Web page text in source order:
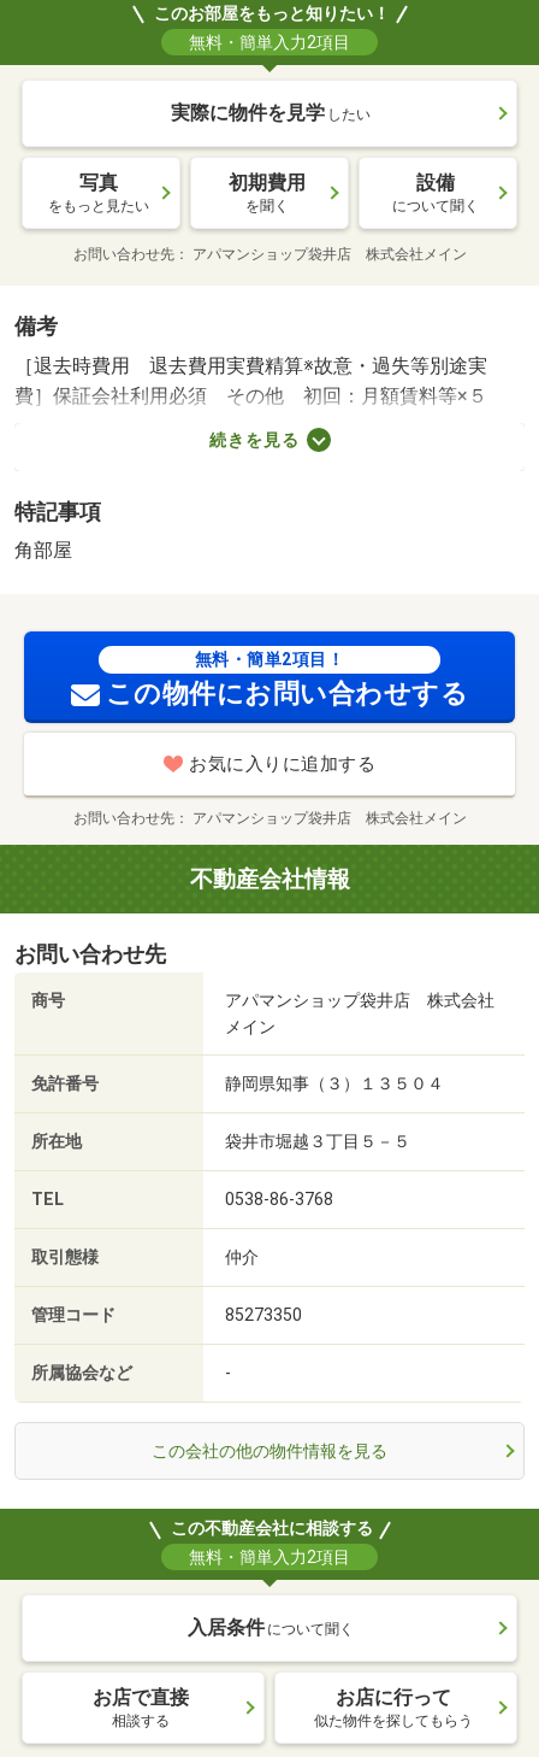
このお部屋をもっと知りたい！
無料・簡単入力2項目
実際に物件を見学 したい
写真
をもっと見たい
初期費用
を聞く
設備
について聞く
お問い合わせ先 アパマンショップ袋井店 株式会社メイン
備考
［退去時費用 退去費用実費精算※故意・過失等別途実
費］保証会社利用必須 その他 初回：月額賃料等×５
０％ 月額：月額賃料等×１．５％ 長野小学校・１９３
７ｍ 南部中学校・１０９２ｍ コンビニ・５１９ｍ ス
ンライン内覧や現地集合でのご案内も可能です★ ★バ
ス・トイレ・洗面所がそれぞれ独立しています★南向きで
地建物取引業協会 公取協名：東海不動産公正取引協議会
続きを見る
特記事項
角部屋
無料・簡単2項目！
この物件にお問い合わせする
お気に入りに追加する
お問い合わせ先 アパマンショップ袋井店 株式会社メイン
不動産会社情報
お問い合わせ先
商号
アパマンショップ袋井店 株式会社
メイン
免許番号 静岡県知事（３）１３５０４
所在地 袋井市堀越３丁目５－５
TEL 0538-86-3768
取引態様 仲介
管理コード 85273350
所属協会など -
この会社の他の物件情報を見る
この不動産会社に相談する
無料・簡単入力2項目
入居条件 について聞く
お店で直接
相談する
お店に行って
似た物件を探してもらう